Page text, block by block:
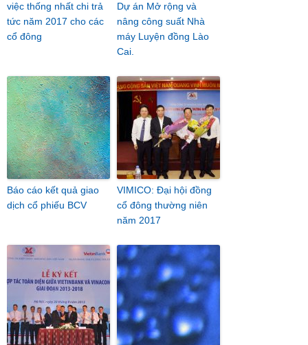
việc thống nhất chi trả
tức năm 2017 cho các
cổ đông
Dự án Mở rộng và
nâng công suất Nhà
máy Luyện đồng Lào
Cai.
Báo cáo kết quả giao
dịch cổ phiếu BCV
VIMICO: Đại hội đồng
cổ đông thường niên
năm 2017